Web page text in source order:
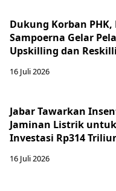
Dukung Korban
Sampoerna Gelar
Upskilling dan
16 Juli 2026
Jabar Tawarkan
Jaminan Listrik
Investasi Rp314
16 Juli 2026